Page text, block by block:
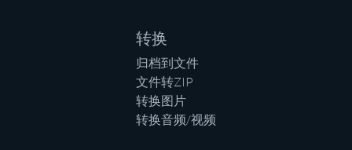
转换
归档到文件
文件转ZIP
转换图片
转换音频/视频